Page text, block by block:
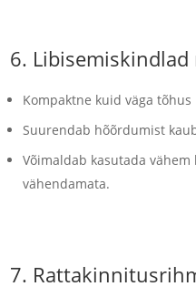
6. Libisemiskindlad
Kompaktne kuid väga
Suurendab hõõrdumist
Võimaldab kasutada
vähendamata.
7.